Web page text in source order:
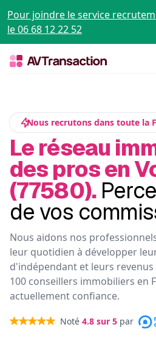
Pour joindre le service
le 06 68 12 22 52
Nous recrutons dans toute la
Le réseau
des pros en
(77580).
de vos
Nous aidons nos
leur quotidien à développer
d'indépendant et leurs revenus
100 conseillers immobiliers en
actuellement confiance.
Noté 4.8 sur 5 par